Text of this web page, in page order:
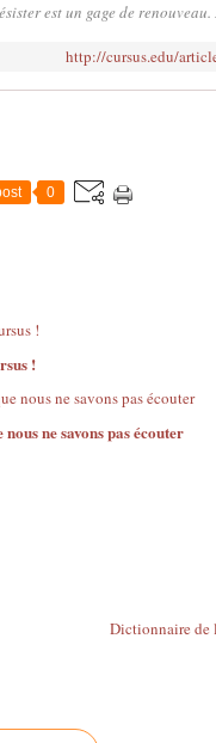
est un gage de
http://cursus.edu/
0
!
ne savons pas écouter
Dictionnaire de